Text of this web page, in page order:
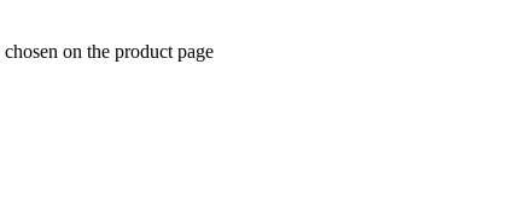
on the product page